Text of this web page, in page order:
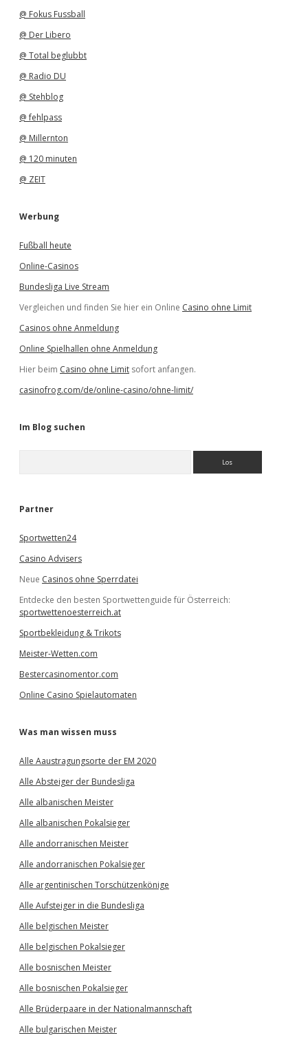
@ Fokus Fussball
@ Der Libero
@ Total beglubbt
@ Radio DU
@ Stehblog
@ fehlpass
@ Millernton
@ 120 minuten
@ ZEIT
Werbung
Fußball heute
Online-Casinos
Bundesliga Live Stream
Vergleichen und finden Sie hier ein Online Casino ohne Limit
Casinos ohne Anmeldung
Online Spielhallen ohne Anmeldung
Hier beim Casino ohne Limit sofort anfangen.
casinofrog.com/de/online-casino/ohne-limit/
Im Blog suchen
e
Partner
Sportwetten24
Casino Advisers
Neue Casinos ohne Sperrdatei
Entdecke den besten Sportwettenguide für Österreich:
sportwettenoesterreich.at
Sportbekleidung & Trikots
Meister-Wetten.com
Bestercasinomentor.com
Online Casino Spielautomaten
Was man wissen muss
Alle Aaustragungsorte der EM 2020
Alle Absteiger der Bundesliga
Alle albanischen Meister
Alle albanischen Pokalsieger
Alle andorranischen Meister
Alle andorranischen Pokalsieger
Alle argentinischen Torschützenkönige
Alle Aufsteiger in die Bundesliga
Alle belgischen Meister
Alle belgischen Pokalsieger
Alle bosnischen Meister
Alle bosnischen Pokalsieger
Alle Brüderpaare in der Nationalmannschaft
Alle bulgarischen Meister